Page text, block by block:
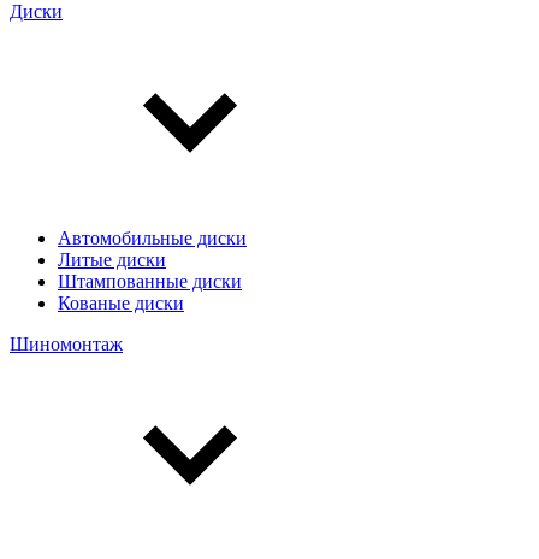
Диски
Автомобильные диски
Литые диски
Штампованные диски
Кованые диски
Шиномонтаж